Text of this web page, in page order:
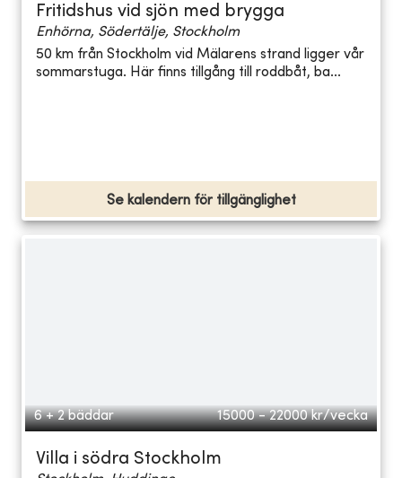
Fritidshus vid sjön med brygga
Enhörna, Södertälje, Stockholm
50 km från Stockholm vid Mälarens strand ligger vår
sommarstuga. Här finns tillgång till roddbåt, ba...
Se kalendern för tillgänglighet
6 + 2 bäddar 15000 - 22000 kr/vecka
Villa i södra Stockholm